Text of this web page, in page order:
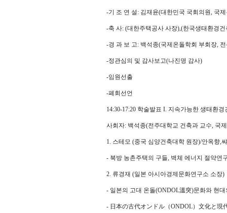
-기 조 연 설: 김재윤(대한민국 국회의원, 국
-축 사: (대한주택공사 사장),(한국생태환경
-경 과 보 고: 백석종(국제온돌학회 부회장,
-정관심의 및 감사보고(나진명 감사)
-임원선출
-폐회선언
14:30-17:20 학술발표 I. 지속가능한 생태환
사회자: 백석종(전주대학교 건축과 교수, 국
1. 스테모 (중국 심양건축대학 원장)/안옥향,
- 북방 농촌주택의 구들, 벽체 에너지 절약연
2. 류경재 (일본 아시아경제문화연구소 소장)
- 일본의 고대 온돌(ONDOL溫突)문화와 현대
- 日本の古代オンドル（ONDOL）文化と現